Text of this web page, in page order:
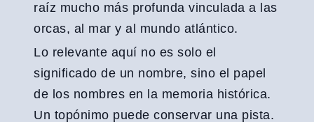
raíz mucho más profunda vinculada a las
orcas, al mar y al mundo atlántico.
Lo relevante aquí no es solo el
significado de un nombre, sino el papel
de los nombres en la memoria histórica.
Un topónimo puede conservar una pista.